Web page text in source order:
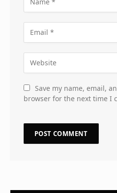
Save my name, email,
browser for the next time I